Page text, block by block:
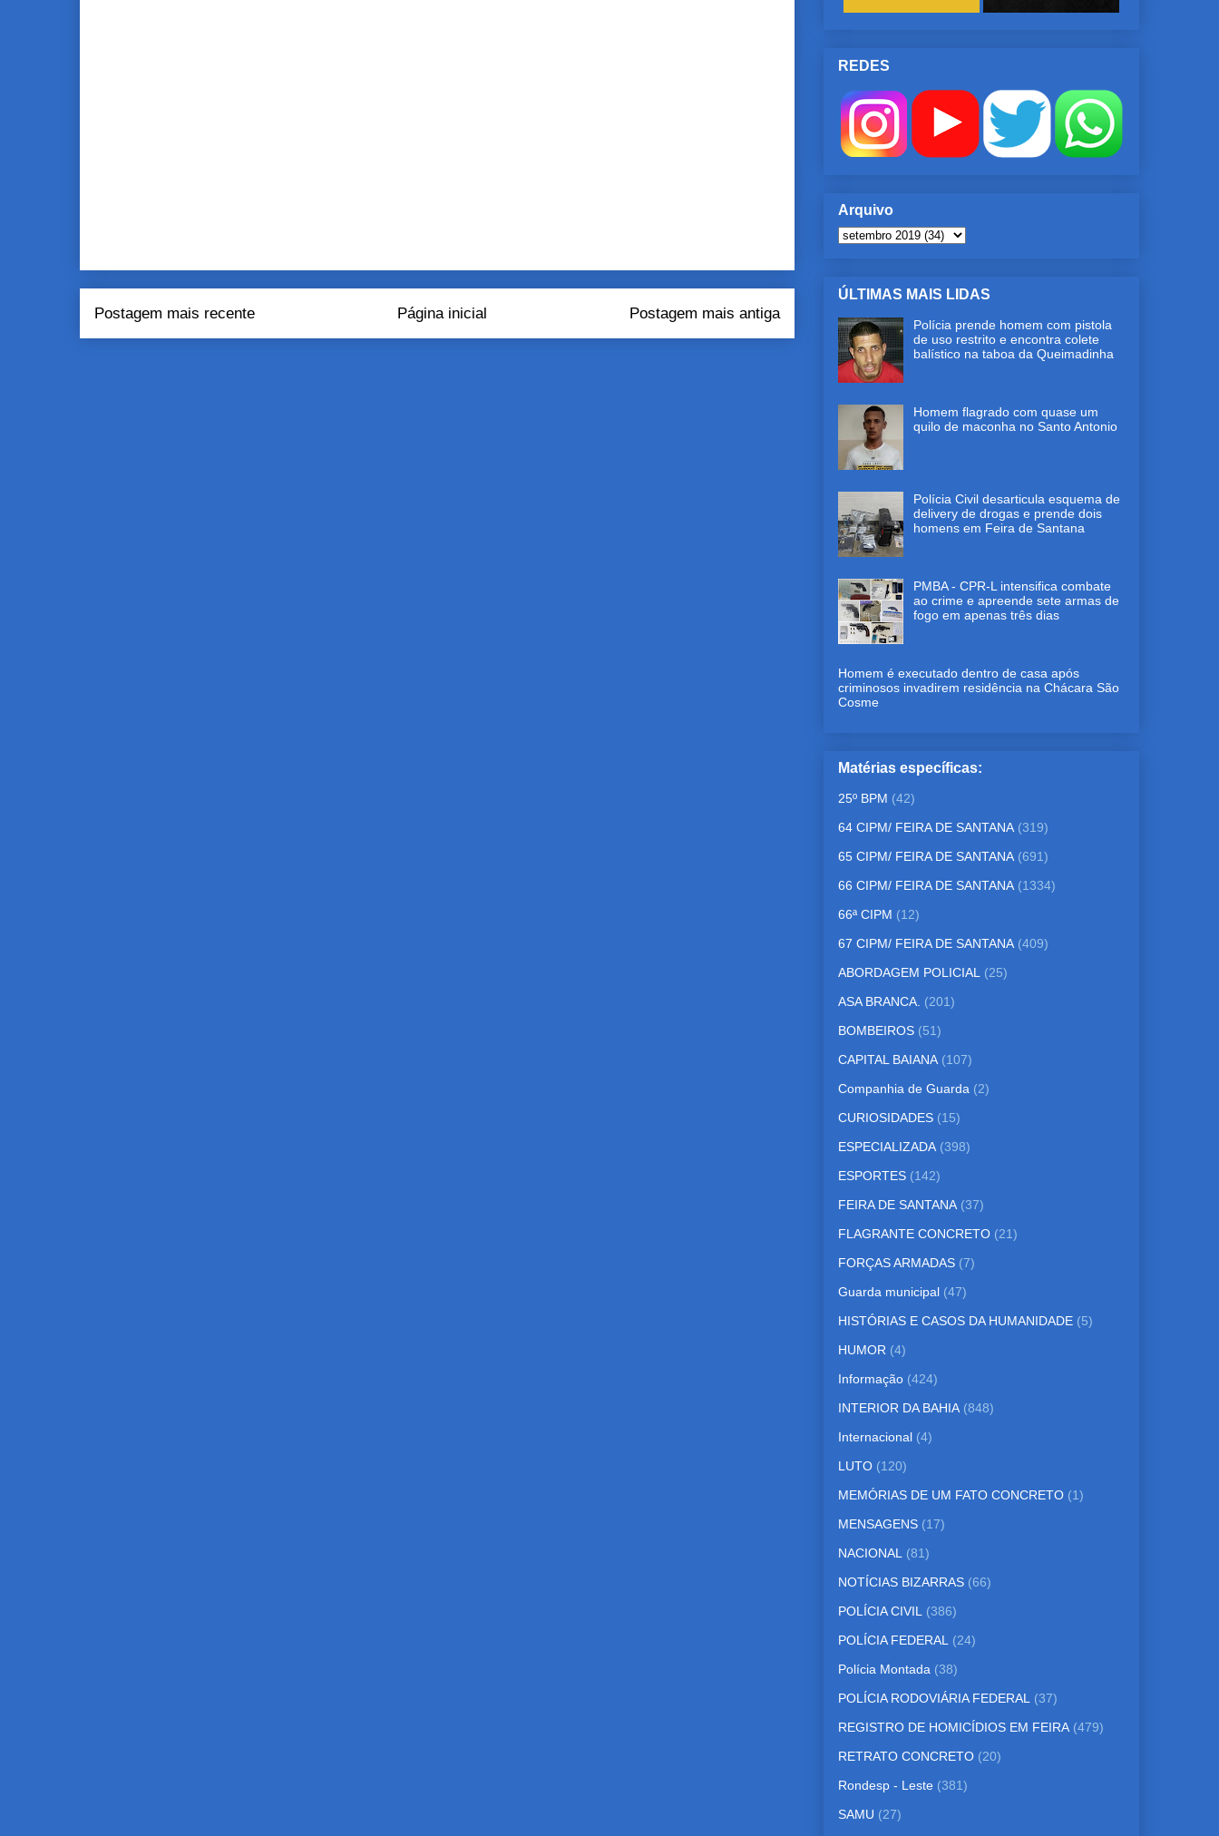
Postagem mais recente Postagem mais antiga
Página inicial
REDES
Arquivo
ÚLTIMAS MAIS LIDAS
Polícia prende homem com pistola
de uso restrito e encontra colete
balístico na taboa da Queimadinha
Homem flagrado com quase um
quilo de maconha no Santo Antonio
Polícia Civil desarticula esquema de
delivery de drogas e prende dois
homens em Feira de Santana
PMBA - CPR-L intensifica combate
ao crime e apreende sete armas de
fogo em apenas três dias
Homem é executado dentro de casa após
criminosos invadirem residência na Chácara São
Cosme
Matérias específicas:
25º BPM (42)
64 CIPM/ FEIRA DE SANTANA (319)
65 CIPM/ FEIRA DE SANTANA (691)
66 CIPM/ FEIRA DE SANTANA (1334)
66ª CIPM (12)
67 CIPM/ FEIRA DE SANTANA (409)
ABORDAGEM POLICIAL (25)
ASA BRANCA. (201)
BOMBEIROS (51)
CAPITAL BAIANA (107)
Companhia de Guarda (2)
CURIOSIDADES (15)
ESPECIALIZADA (398)
ESPORTES (142)
FEIRA DE SANTANA (37)
FLAGRANTE CONCRETO (21)
FORÇAS ARMADAS (7)
Guarda municipal (47)
HISTÓRIAS E CASOS DA HUMANIDADE (5)
HUMOR (4)
Informação (424)
INTERIOR DA BAHIA (848)
Internacional (4)
LUTO (120)
MEMÓRIAS DE UM FATO CONCRETO (1)
MENSAGENS (17)
NACIONAL (81)
NOTÍCIAS BIZARRAS (66)
POLÍCIA CIVIL (386)
POLÍCIA FEDERAL (24)
Polícia Montada (38)
POLÍCIA RODOVIÁRIA FEDERAL (37)
REGISTRO DE HOMICÍDIOS EM FEIRA (479)
RETRATO CONCRETO (20)
Rondesp - Leste (381)
SAMU (27)